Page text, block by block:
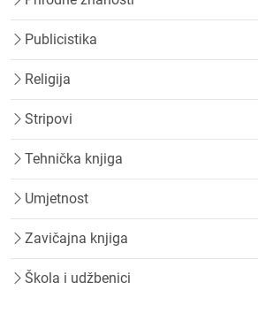
Publicistika
Religija
Stripovi
Tehnička knjiga
Umjetnost
Zavičajna knjiga
Škola i udžbenici